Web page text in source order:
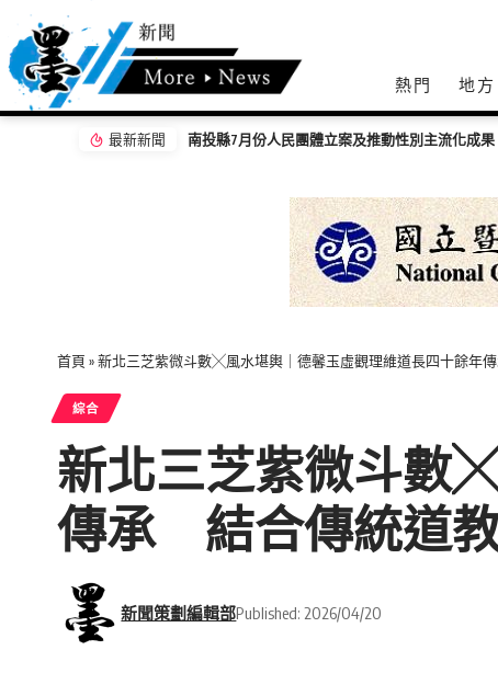
熱門 地方
最新新聞 「茶鄉墨韻」濁水溪社大書法聯展開幕 落實藝文
首頁 »新北三芝紫微斗數╳風水堪輿｜德馨玉虛觀理維道長四十餘年
綜合
新北三芝紫微斗數
傳承 結合傳統道
新聞策劃編輯部Published: 2026/04/20